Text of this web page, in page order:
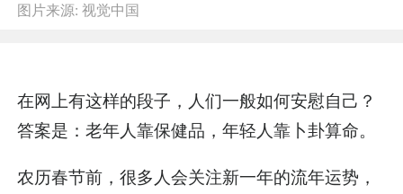
图片来源:视觉中国
在网上有这样的段子，人们一般如何安慰自己？
答案是：老年人靠保健品，年轻人靠卜卦算命。
农历春节前，很多人会关注新一年的流年运势，